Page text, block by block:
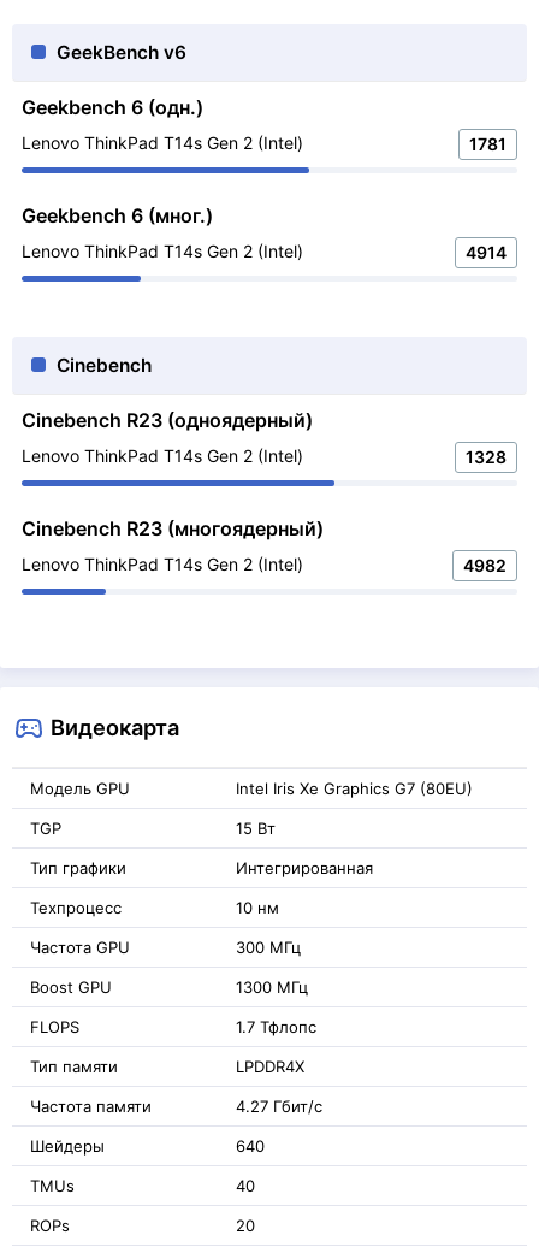
GeekBench v6
Geekbench 6 (одн.)
Lenovo ThinkPad T14s Gen 2 (Intel) 1781
Geekbench 6 (мног.)
Lenovo ThinkPad T14s Gen 2 (Intel) 4914
Cinebench
Cinebench R23 (одноядерный)
Lenovo ThinkPad T14s Gen 2 (Intel) 1328
Cinebench R23 (многоядерный)
Lenovo ThinkPad T14s Gen 2 (Intel) 4982
Видеокарта
Модель GPU Intel Iris Xe Graphics G7 (80EU)
TGP 15 Вт
Тип графики Интегрированная
Техпроцесс 10 нм
Частота GPU 300 МГц
Boost GPU 1300 МГц
FLOPS 1.7 Тфлопс
Тип памяти LPDDR4X
Частота памяти 4.27 Гбит/с
Шейдеры 640
TMUs 40
ROPs 20